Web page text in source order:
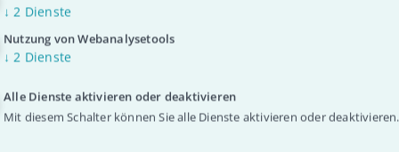
↓ 2 Dienste
Nutzung von Webanalysetools
↓ 2 Dienste
Alle Dienste aktivieren oder deaktivieren
Mit diesem Schalter können Sie alle Dienste aktivieren oder deaktivieren.